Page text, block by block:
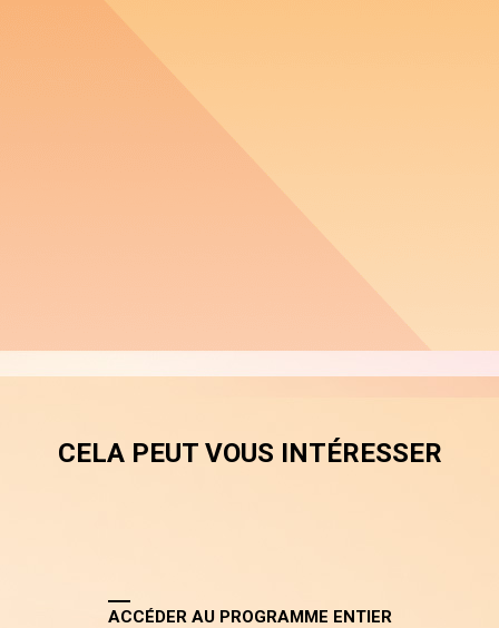
CELA PEUT VOUS INTÉRESSER
ACCÉDER AU PROGRAMME ENTIER